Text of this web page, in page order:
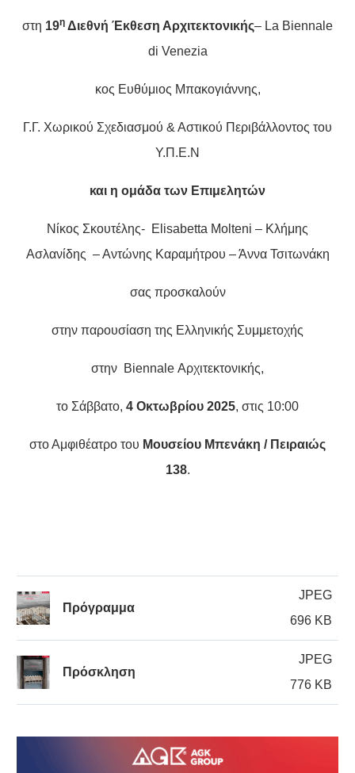
στη 19η Διεθνή Έκθεση Αρχιτεκτονικής– La Biennale
di Venezia
κος Ευθύμιος Μπακογιάννης,
Γ.Γ. Χωρικού Σχεδιασμού & Αστικού Περιβάλλοντος του
Υ.Π.Ε.Ν
και η ομάδα των Επιμελητών
Νίκος Σκουτέλης- Elisabetta Molteni – Κλήμης
Ασλανίδης – Αντώνης Καραμήτρου – Άννα Τσιτωνάκη
σας προσκαλούν
στην παρουσίαση της Ελληνικής Συμμετοχής
στην Biennale Αρχιτεκτονικής,
το Σάββατο, 4 Οκτωβρίου 2025, στις 10:00
στο Αμφιθέατρο του Μουσείου Μπενάκη / Πειραιώς
138.
Πρόγραμμα
JPEG
696 KB
Πρόσκληση
JPEG
776 KB